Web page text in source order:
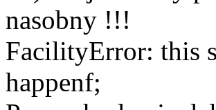
nasobny !!!
FacilityError: this
happenf;